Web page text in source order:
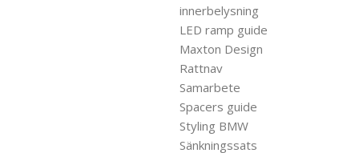
innerbelysning
LED ramp guide
Maxton Design
Rattnav
Samarbete
Spacers guide
Styling BMW
Sänkningssats